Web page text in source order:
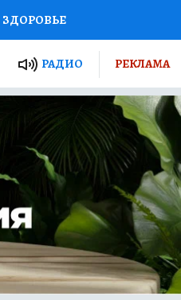
ЗДОРОВЬЕ
РОССИИ
ПУТЕВОДИТЕЛЬ
ТУРИЗМ
ВСЕ О КП
РАДИО РЕКЛАМА